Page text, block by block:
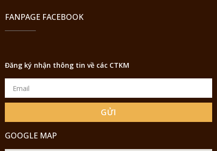
FANPAGE FACEBOOK
Đăng ký nhận thông tin về các CTKM
GỬI
GOOGLE MAP